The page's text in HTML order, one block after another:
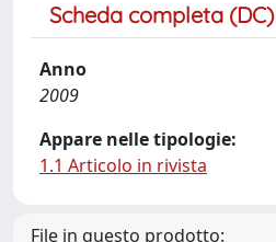
Scheda completa (DC)
Anno
2009
Appare nelle tipologie:
1.1 Articolo in rivista
File in questo prodotto: